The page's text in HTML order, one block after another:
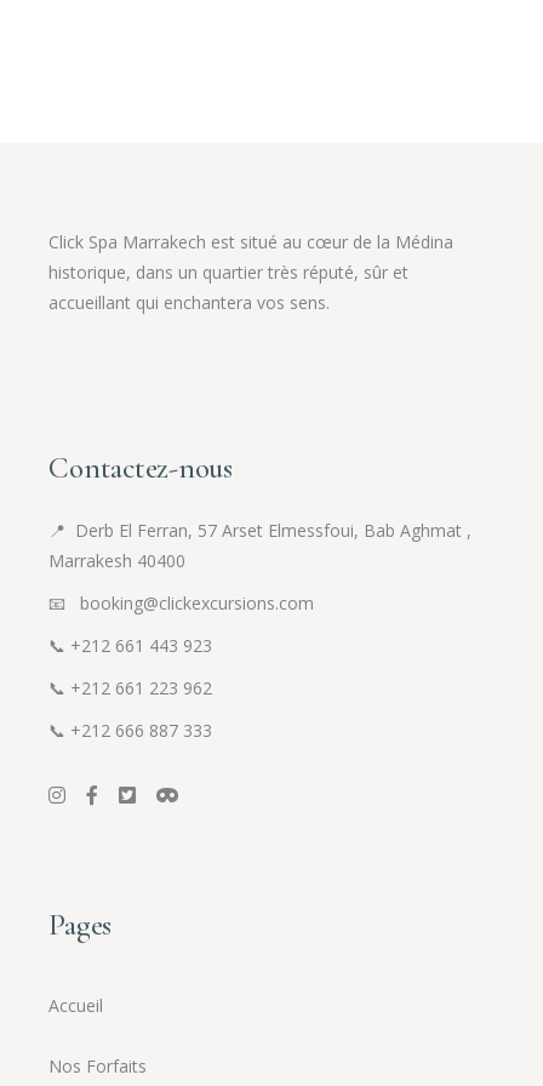
Click Spa Marrakech est situé au cœur de la Médina
historique, dans un quartier très réputé, sûr et
accueillant qui enchantera vos sens.
Contactez-nous
📍 Derb El Ferran, 57 Arset Elmessfoui, Bab Aghmat ,
Marrakesh 40400
📧 booking@clickexcursions.com
📞 +212 661 443 923
📞 +212 661 223 962
📞 +212 666 887 333
Pages
Accueil
Nos Forfaits